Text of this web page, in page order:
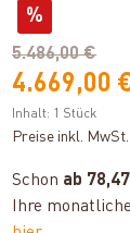
%
5.486,00 €
4.669,00
Inhalt: 1 Stück
Preise inkl. MwSt.
Schon ab
Ihre